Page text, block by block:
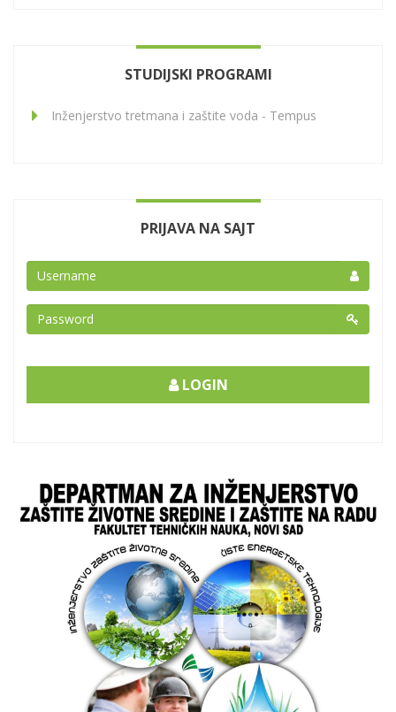
STUDIJSKI PROGRAMI
Inženjerstvo tretmana i zaštite voda - Tempus
PRIJAVA NA SAJT
LOGIN